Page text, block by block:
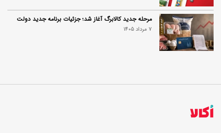
مرحله جدید کالابرگ آغاز شد؛ جزئیات برنامه جدید دولت
7 مرداد 1405